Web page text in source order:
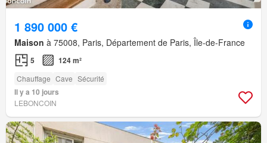
1 890 000 €
Maison à 75008, Paris, Département de Paris, Île-de-France
5 124 m²
Chauffage Cave Sécurité
Il y a 10 jours
LEBONCOIN